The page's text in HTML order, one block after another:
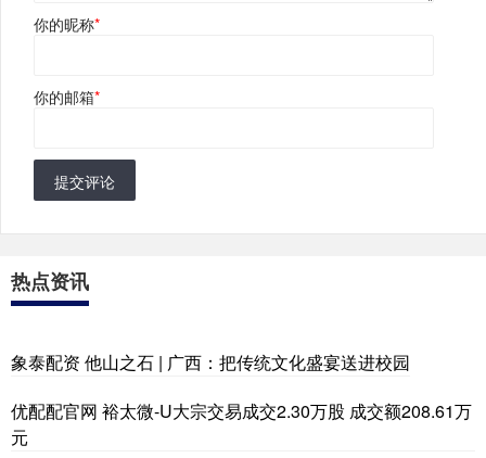
你的昵称*
你的邮箱*
提交评论
热点资讯
象泰配资 他山之石 | 广西：把传统文化盛宴送进校园
优配配官网 裕太微-U大宗交易成交2.30万股 成交额208.61万
元